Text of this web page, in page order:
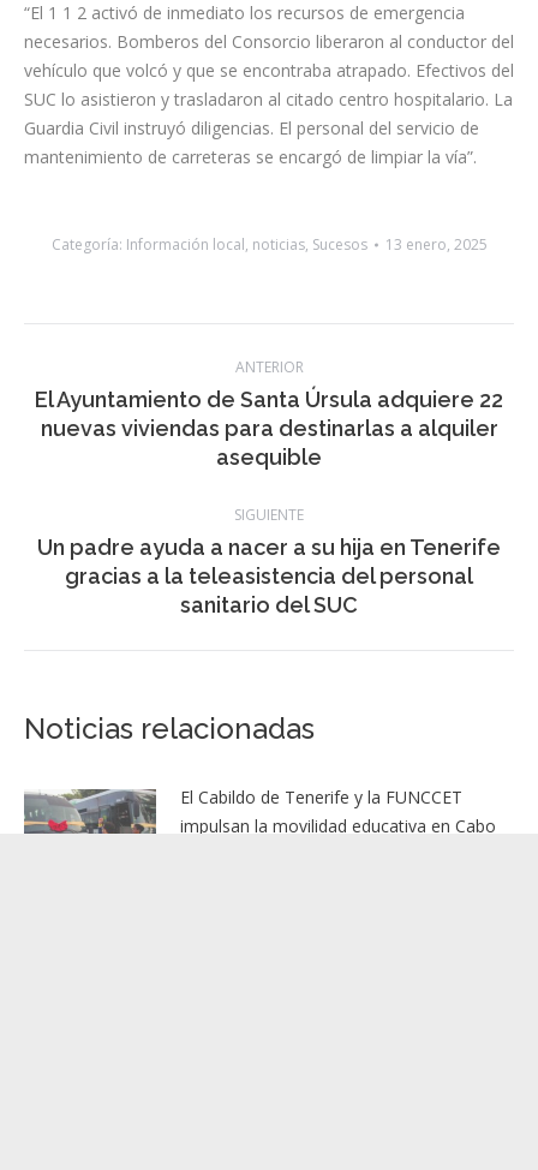
“El 1 1 2 activó de inmediato los recursos de emergencia
necesarios. Bomberos del Consorcio liberaron al conductor del
vehículo que volcó y que se encontraba atrapado. Efectivos del
SUC lo asistieron y trasladaron al citado centro hospitalario. La
Guardia Civil instruyó diligencias. El personal del servicio de
mantenimiento de carreteras se encargó de limpiar la vía”.
Categoría: Información local, noticias, Sucesos 13 enero, 2025
entre
publicaciones
ANTERIOR
Publicación
anterior:
El Ayuntamiento de Santa Úrsula adquiere 22
nuevas viviendas para destinarlas a alquiler
asequible
SIGUIENTE
Publicación
siguiente:
Un padre ayuda a nacer a su hija en Tenerife
gracias a la teleasistencia del personal
sanitario del SUC
Noticias relacionadas
El Cabildo de Tenerife y la FUNCCET
impulsan la movilidad educativa en Cabo